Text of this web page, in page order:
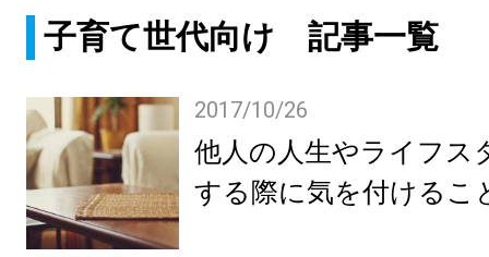
子育て世代向け 記事一覧
2017/10/26
他人の人生やライフス
する際に気を付けるこ